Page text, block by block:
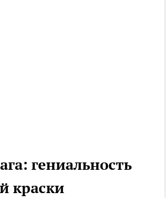
гениальность
краски